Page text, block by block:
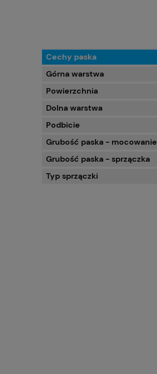
Cechy paska
Górna warstwa
Powierzchnia
Dolna warstwa
Podbicie
Grubość paska - mocowanie
Grubość paska - sprzączka
Typ sprzączki